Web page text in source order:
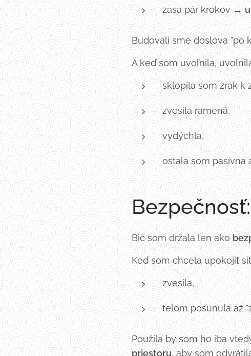
zasa pár krokov →
Budovali sme doslova "po
A keď som uvoľnila,
sklopila som zrak k
zvesila ramená,
vydýchla,
ostala som pasívna
Bič som držala len ako
Keď som chcela upokojiť
zvesila,
telom posunula až
Použila by som ho iba
priestoru, aby som